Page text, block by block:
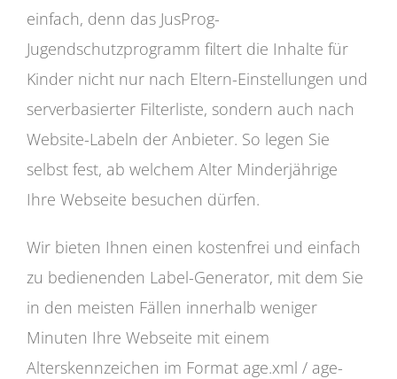
einfach, denn das JusProg-
Jugendschutzprogramm filtert die Inhalte für
Kinder nicht nur nach Eltern-Einstellungen und
serverbasierter Filterliste, sondern auch nach
Website-Labeln der Anbieter. So legen Sie
selbst fest, ab welchem Alter Minderjährige
Ihre Webseite besuchen dürfen.
Wir bieten Ihnen einen kostenfrei und einfach
zu bedienenden Label-Generator, mit dem Sie
in den meisten Fällen innerhalb weniger
Minuten Ihre Webseite mit einem
Alterskennzeichen im Format age.xml / age-